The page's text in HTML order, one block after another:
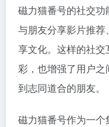
磁力猫番号的社交
与朋友分享影片推
享文化。这样的社
彩，也增强了用户
到志同道合的朋友。
磁力猫番号作为一